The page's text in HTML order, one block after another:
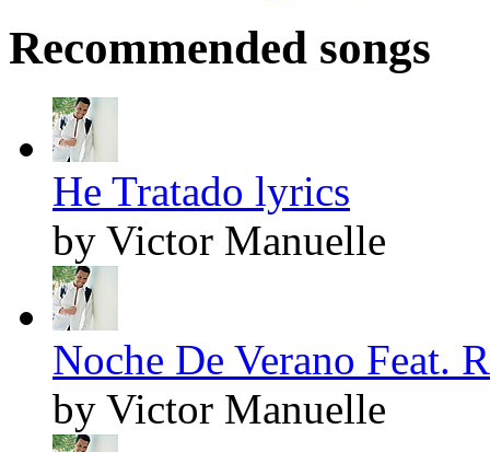
Recommended songs
He Tratado lyrics
by Victor Manuelle
Noche De Verano Feat.
by Victor Manuelle